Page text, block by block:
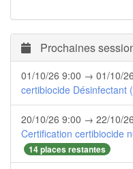
Prochaines
01/10/26 9:00 → 01/10/
certibiocide Désinfectant
20/10/26 9:00 → 22/10/
Certification certibiocide
14 places restantes